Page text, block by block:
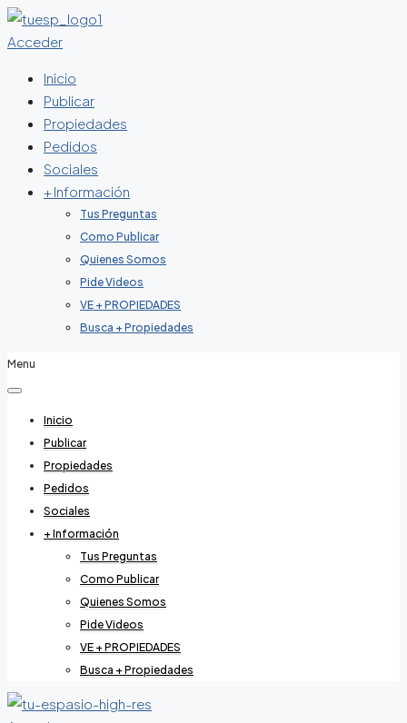
Acceder
Inicio
Publicar
Propiedades
Pedidos
Sociales
+ Información
Tus Preguntas
Como Publicar
Quienes Somos
Pide Videos
VE + PROPIEDADES
Busca + Propiedades
Menu
Inicio
Publicar
Propiedades
Pedidos
Sociales
+ Información
Tus Preguntas
Como Publicar
Quienes Somos
Pide Videos
VE + PROPIEDADES
Busca + Propiedades